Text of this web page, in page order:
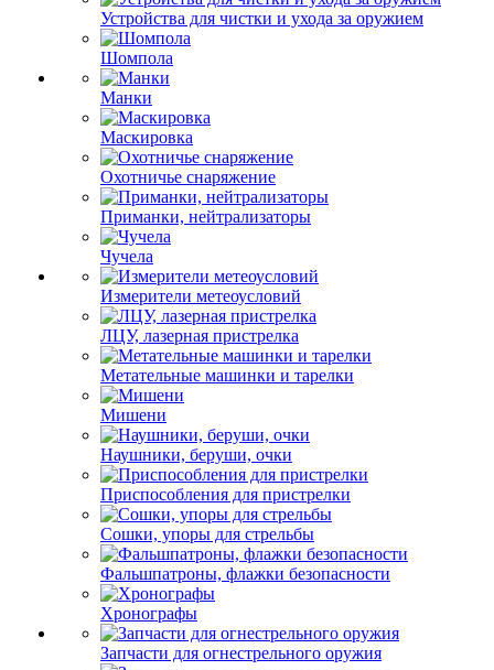
Устройства для чистки и ухода за оружием
Шомпола
Манки
Маскировка
Охотничье снаряжение
Приманки, нейтрализаторы
Чучела
Измерители метеоусловий
ЛЦУ, лазерная пристрелка
Метательные машинки и тарелки
Мишени
Наушники, беруши, очки
Приспособления для пристрелки
Сошки, упоры для стрельбы
Фальшпатроны, флажки безопасности
Хронографы
Запчасти для огнестрельного оружия